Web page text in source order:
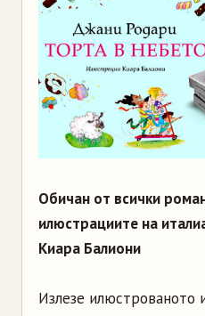
Обичан от всички
илюстрациите на
Киара Балиони
Излезе илюстрованото